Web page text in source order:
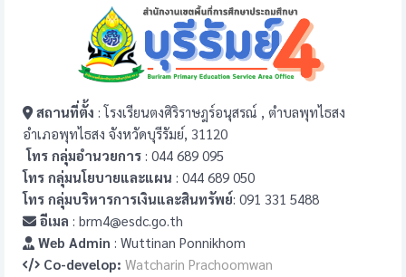
สถานที่ตั้ง : โรงเรียนตงศิริราษฎร์อนุสรณ์ , ตำบลพุทไธสง
อำเภอพุทไธสง จังหวัดบุรีรัมย์, 31120
โทร กลุ่มอำนวยการ : 044 689 095
โทร กลุ่มนโยบายและแผน : 044 689 050
โทร กลุ่มบริหารการเงินและสินทรัพย์: 091 331 5488
อีเมล : brm4@esdc.go.th
Web Admin : Wuttinan Ponnikhom
Co-develop: Watcharin Prachoomwan